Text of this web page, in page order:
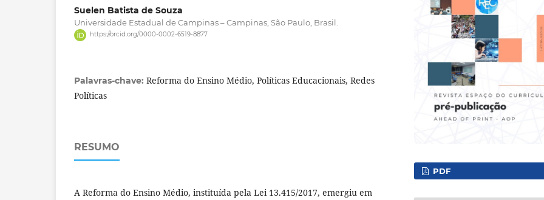
Suelen Batista de Souza
Universidade Estadual de Campinas – Campinas, São Paulo, Brasil.
https://orcid.org/0000-0002-6519-8877
Palavras-chave: Reforma do Ensino Médio, Políticas Educacionais, Redes
Políticas
RESUMO
A Reforma do Ensino Médio, instituída pela Lei 13.415/2017, emergiu em
PDF